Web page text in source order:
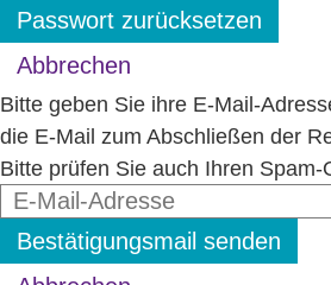
Passwort zurücksetzen
Abbrechen
Bitte geben Sie ihre E-Mail-
die E-Mail zum Abschließen der
Bitte prüfen Sie auch Ihren Spam-
Bestätigungsmail senden